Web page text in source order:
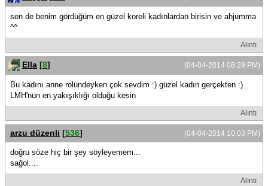
sen de benim gördüğüm en güzel koreli kadınlardan birisin ve ahjumma
^^
Alıntı
(04-04-2014 08:29 PM)
Ella [8]
Bu kadını anne rolündeyken çok sevdim :) güzel kadın gerçekten :)
LMH'nun en yakışıklığı olduğu kesin
Alıntı
(04-04-2014 10:03 PM)
arzu düzenli [536]
doğru söze hiç bir şey söyleyemem...
sağol....
Alıntı